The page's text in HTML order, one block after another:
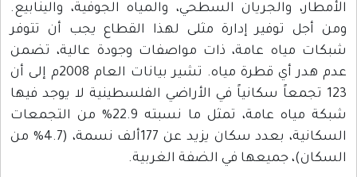
الأمطار، والجريان السطحي، والمياه الجوفية، والينابيع.
ومن أجل توفير إدارة مثلى لهذا القطاع يجب أن تتوفر
شبكات مياه عامة، ذات مواصفات وجودة عالية، تضمن
عدم هدر أي قطرة مياه. تشير بيانات العام 2008م إلى أن
123 تجمعاً سكانياً في الأراضي الفلسطينية لا يوجد فيها
شبكة مياه عامة، تمثل ما نسبته 22.9% من التجمعات
السكانية، بعدد سكان يزيد عن 177ألف نسمة، (4.7% من
السكان)، جميعها في الضفة الغربية.